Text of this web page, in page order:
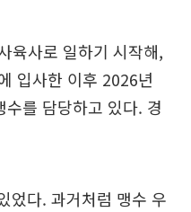
육사로 일하기 시작해,
입사한 이후 2026년
를 담당하고 있다. 경
었다. 과거처럼 맹수 우